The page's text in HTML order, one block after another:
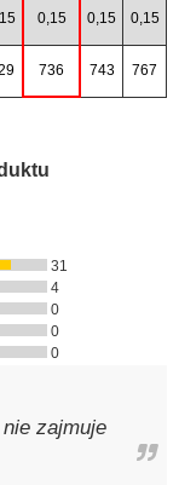
0,15 0,15 0,15
736 743 767
31
4
0
0
0
zajmuje